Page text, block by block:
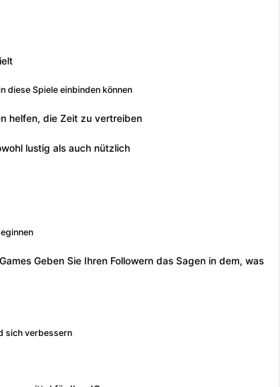
diese Spiele einbinden können
helfen, die Zeit zu vertreiben
lustig als auch nützlich
Geben Sie Ihren Followern das Sagen in dem, was
sich verbessern